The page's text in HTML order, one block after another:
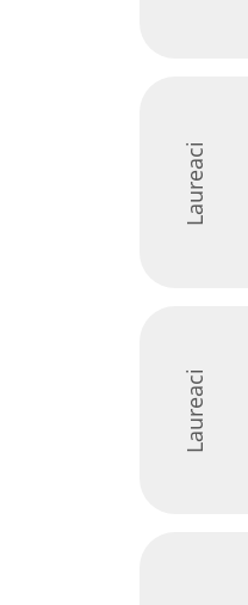
Laureaci
Laureaci